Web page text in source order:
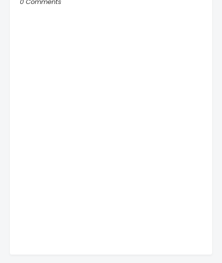
0 Comments